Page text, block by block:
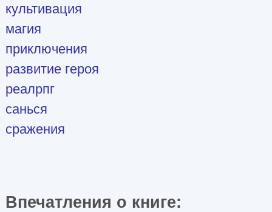
культивация
магия
приключения
развитие героя
реалрпг
санься
сражения
Впечатления о книге: